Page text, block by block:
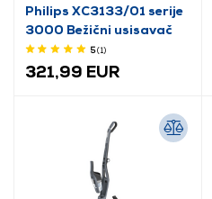
Philips XC3133/01 serije
3000 Bežični usisavač
5(1)
321,99 EUR